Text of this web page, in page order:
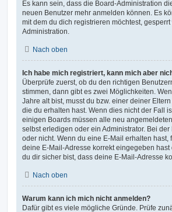
Es kann sein, dass die Board-Administration
neuen Benutzer mehr anmelden können. Es
mit dem du dich registrieren möchtest,
Administration.
Nach oben
Ich habe mich registriert, kann mich aber
Überprüfe zuerst, ob du den richtigen
stimmen, dann gibt es zwei Möglichkeiten.
Jahre alt bist, musst du bzw. einer deiner
die du erhalten hast. Wenn dies nicht der Fall
einigen Boards müssen alle neu
selbst erledigen oder ein Administrator. Bei
oder nicht. Wenn du eine E-Mail erhalten
deine E-Mail-Adresse korrekt eingegeben
du dir sicher bist, dass deine E-Mail-Adresse
Nach oben
Warum kann ich mich nicht anmelden?
Dafür gibt es viele mögliche Gründe. Prüfe